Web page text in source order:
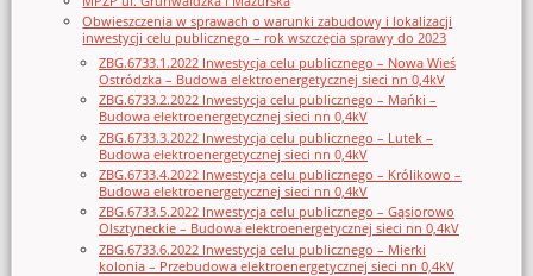
Obwieszczenia w sprawach o warunki zabudowy i lokalizacji
inwestycji celu publicznego – rok wszczęcia sprawy do 2023
ZBG.6733.1.2022 Inwestycja celu publicznego – Nowa Wieś
Ostródzka – Budowa elektroenergetycznej sieci nn 0,4kV
ZBG.6733.2.2022 Inwestycja celu publicznego – Mańki –
Budowa elektroenergetycznej sieci nn 0,4kV
ZBG.6733.3.2022 Inwestycja celu publicznego – Lutek –
Budowa elektroenergetycznej sieci nn 0,4kV
ZBG.6733.4.2022 Inwestycja celu publicznego – Królikowo –
Budowa elektroenergetycznej sieci nn 0,4kV
ZBG.6733.5.2022 Inwestycja celu publicznego – Gąsiorowo
Olsztyneckie – Budowa elektroenergetycznej sieci nn 0,4kV
ZBG.6733.6.2022 Inwestycja celu publicznego – Mierki
kolonia – Przebudowa elektroenergetycznej sieci nn 0,4kV